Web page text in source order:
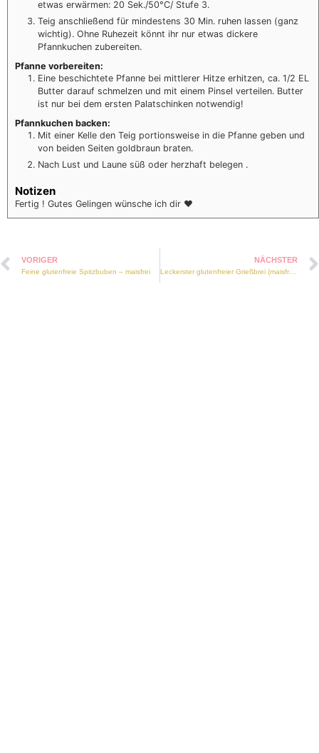
etwas erwärmen: 20 Sek./50°C/ Stufe 3.
Teig anschließend für mindestens 30 Min. ruhen lassen (ganz
wichtig). Ohne Ruhezeit könnt ihr nur etwas dickere
Pfannkuchen zubereiten.
Pfanne vorbereiten:
Eine beschichtete Pfanne bei mittlerer Hitze erhitzen, ca. 1/2 EL
Butter darauf schmelzen und mit einem Pinsel verteilen. Butter
ist nur bei dem ersten Palatschinken notwendig!
Pfannkuchen backen:
Mit einer Kelle den Teig portionsweise in die Pfanne geben und
von beiden Seiten goldbraun braten.
Nach Lust und Laune süß oder herzhaft belegen .
Notizen
Fertig ! Gutes Gelingen wünsche ich dir ❤️
VORIGER
Feine glutenfreie Spitzbuben – maisfrei
NÄCHSTER
Leckerster glutenfreier Grießbrei (maisfrei, vegan)